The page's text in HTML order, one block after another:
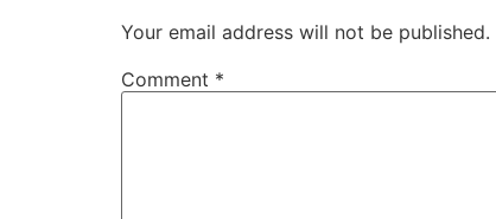
Your email address will not be published.
Comment *